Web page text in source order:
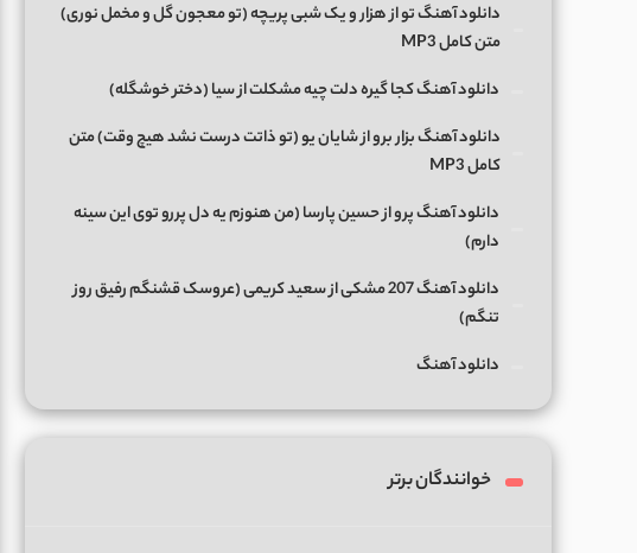
دانلود آهنگ تو از هزار و یک شبی پریچه (تو معجون گل و مخمل نوری)
متن کامل MP3
دانلود آهنگ کجا گیره دلت چیه مشکلت از سیا (دختر خوشگله)
دانلود آهنگ بزار برو از شایان یو (تو ذاتت درست نشد هیچ وقت) متن
کامل MP3
دانلود آهنگ پرو از حسین پارسا (من هنوزم یه دل پررو توی این سینه
دارم)
دانلود آهنگ 207 مشکی از سعید کریمی (عروسک قشنگم رفیق روز
تنگم)
دانلود آهنگ
خوانندگان برتر